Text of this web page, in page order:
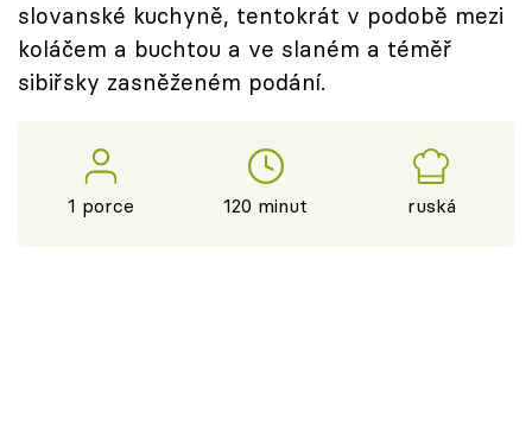
slovanské kuchyně, tentokrát v podobě mezi
koláčem a buchtou a ve slaném a téměř
sibiřsky zasněženém podání.
1 porce 120 minut ruská